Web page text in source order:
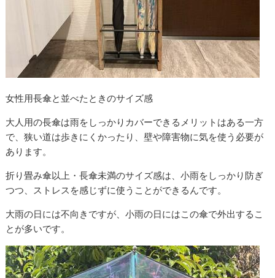
女性用長傘と並べたときのサイズ感
大人用の長傘は雨をしっかりカバーできるメリットはある一方
で、狭い道は歩きにくかったり、壁や障害物に気を使う必要が
あります。
折り畳み傘以上・長傘未満のサイズ感は、小雨をしっかり防ぎ
つつ、ストレスを感じずに使うことができるんです。
大雨の日には不向きですが、小雨の日にはこの傘で外出するこ
とが多いです。